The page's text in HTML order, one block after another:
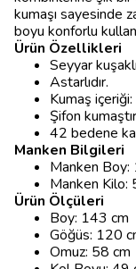
kumaşı sayesinde
boyu konforlu
Ürün Özellikleri
Seyyar
Astarlıdır.
Kumaş
Şifon
42 bedene
Manken Bilgileri
Manken Boy:
Manken Kilo:
Ürün Ölçüleri
Boy: 143 cm
Göğüs: 120
Omuz: 58 cm